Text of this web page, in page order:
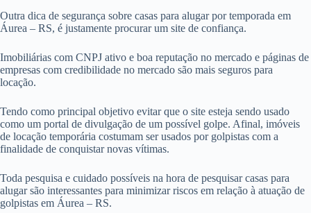
Outra dica de segurança sobre casas para alugar por temporada em
Áurea – RS, é justamente procurar um site de confiança.
Imobiliárias com CNPJ ativo e boa reputação no mercado e páginas de
empresas com credibilidade no mercado são mais seguros para
locação.
Tendo como principal objetivo evitar que o site esteja sendo usado
como um portal de divulgação de um possível golpe. Afinal, imóveis
de locação temporária costumam ser usados por golpistas com a
finalidade de conquistar novas vítimas.
Toda pesquisa e cuidado possíveis na hora de pesquisar casas para
alugar são interessantes para minimizar riscos em relação à atuação de
golpistas em Áurea – RS.